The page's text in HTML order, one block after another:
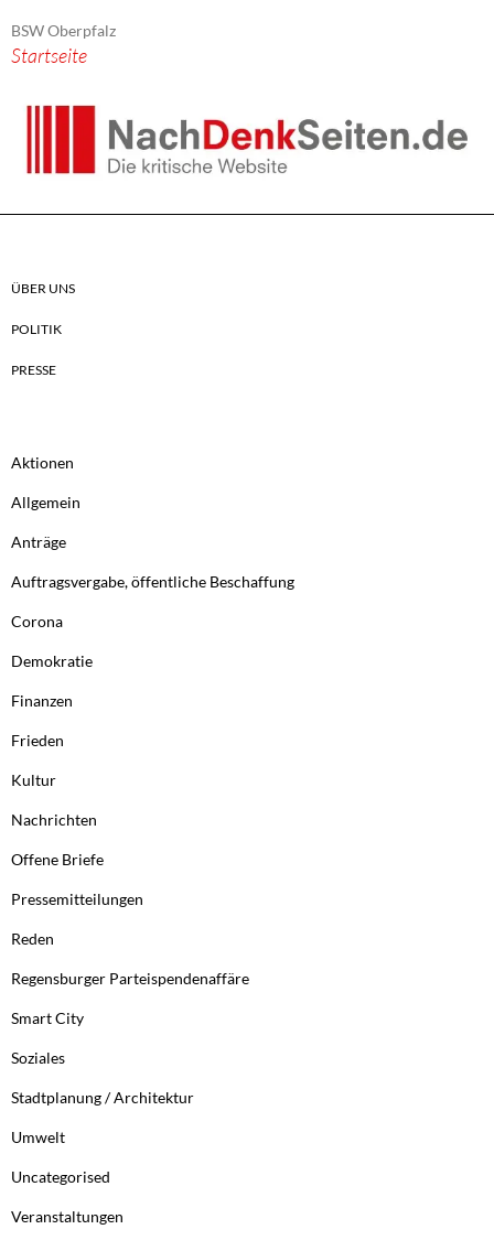
BSW Oberpfalz
Startseite
ÜBER UNS
POLITIK
PRESSE
Aktionen
Allgemein
Anträge
Auftragsvergabe, öffentliche Beschaffung
Corona
Demokratie
Finanzen
Frieden
Kultur
Nachrichten
Offene Briefe
Pressemitteilungen
Reden
Regensburger Parteispendenaffäre
Smart City
Soziales
Stadtplanung / Architektur
Umwelt
Uncategorised
Veranstaltungen